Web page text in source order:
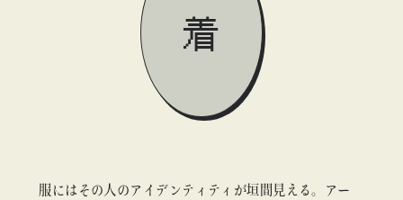
#TOKYO CULTUART by BEAMS
#アートが生まれるところ
#アートフェア
#アトリエ
#エンタメ
#グッズ
#デザイン
着
服にはその人のアイデンティティが垣間見える。アー